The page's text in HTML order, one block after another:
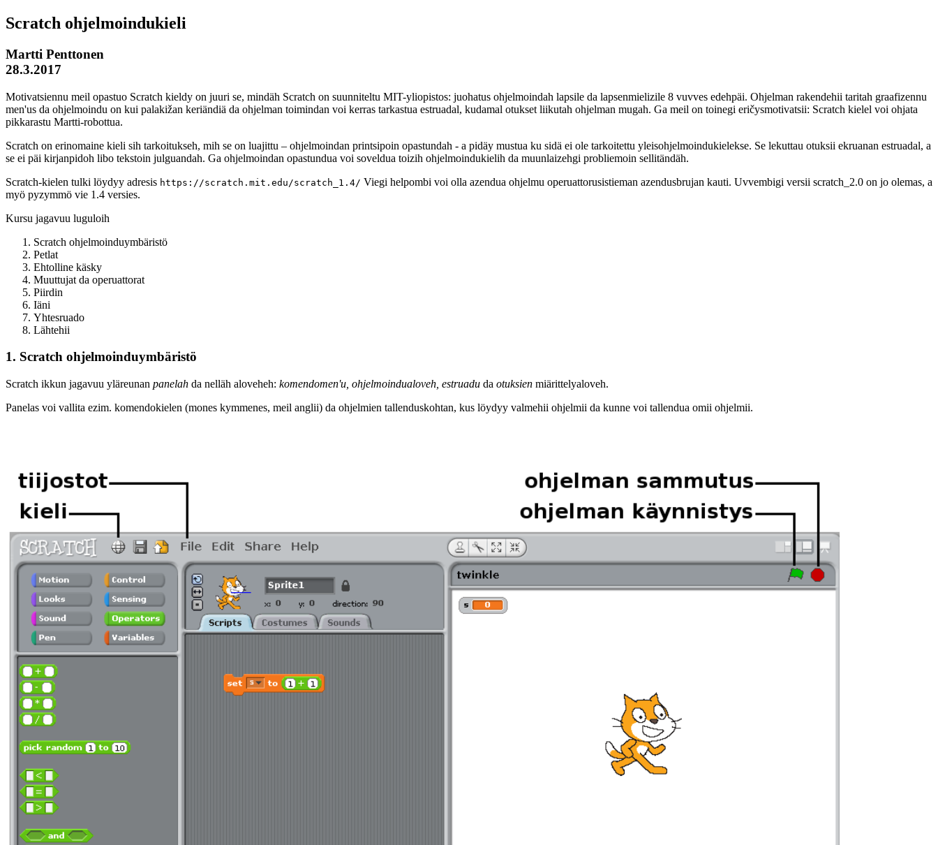
Scratch ohjelmoindukieli
Martti Penttonen
28.3.2017
Motivatsiennu meil opastuo Scratch kieldy on juuri se, mindäh Scratch on suunniteltu MIT-yliopistos: juohatus ohjelmoindah lapsile da lapsenmielizile 8 vuvves edehpäi. Ohjelman rakendehii taritah graafizennu
men'us da ohjelmoindu on kui palakižan keriändiä da ohjelman toimindan voi kerras tarkastua estruadal, kudamal otukset liikutah ohjelman mugah. Ga meil on toinegi eričysmotivatsii: Scratch kielel voi ohjata
pikkarastu Martti-robottua.
Scratch on erinomaine kieli sih tarkoitukseh, mih se on luajittu – ohjelmoindan printsipoin opastundah - a pidäy mustua ku sidä ei ole tarkoitettu yleisohjelmoindukielekse. Se lekuttau otuksii ekruanan estruadal, a
se ei päi kirjanpidoh libo tekstoin julguandah. Ga ohjelmoindan opastundua voi soveldua toizih ohjelmoindukielih da muunlaizehgi probliemoin sellitändäh.
Scratch-kielen tulki löydyy adresis https://scratch.mit.edu/scratch_1.4/ Viegi helpombi voi olla azendua ohjelmu operuattorusistieman azendusbrujan kauti. Uvvembigi versii scratch_2.0 on jo olemas, a
myö pyzymmö vie 1.4 versies.
Kursu jagavuu luguloih
Scratch ohjelmoinduymbäristö
Petlat
Ehtolline käsky
Muuttujat da operuattorat
Piirdin
Iäni
Yhtesruado
Lähtehii
1. Scratch ohjelmoinduymbäristö
Scratch ikkun jagavuu yläreunan panelah da nelläh aloveheh: komendomen'u, ohjelmoindualoveh, estruadu da otuksien miärittelyaloveh.
Panelas voi vallita ezim. komendokielen (mones kymmenes, meil anglii) da ohjelmien tallenduskohtan, kus löydyy valmehii ohjelmii da kunne voi tallendua omii ohjelmii.